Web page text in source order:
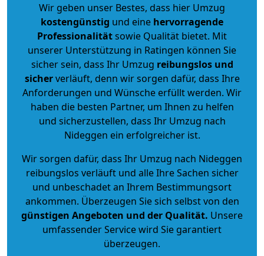
Wir geben unser Bestes, dass hier Umzug
kostengünstig und eine hervorragende
Professionalitätsowie Qualität bietet. Mit
unserer Unterstützung in Ratingen können Sie
sicher sein, dass Ihr Umzug reibungslos und
sicherverläuft, denn wir sorgen dafür, dass Ihre
Anforderungen und Wünsche erfüllt werden. Wir
haben die besten Partner, um Ihnen zu helfen
und sicherzustellen, dass Ihr Umzug nach
Nideggen ein erfolgreicher ist.
Wir sorgen dafür, dass Ihr Umzug nach Nideggen
reibungslos verläuft und alle Ihre Sachen sicher
und unbeschadet an Ihrem Bestimmungsort
ankommen. Überzeugen Sie sich selbst von den
günstigen Angeboten und der Qualität. Unsere
umfassender Service wird Sie garantiert
überzeugen.